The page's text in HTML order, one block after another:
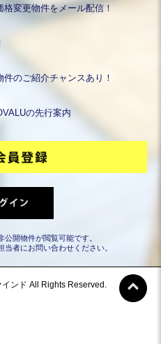
格変更物件をメール配信！
件の ご紹介チャンスあり！
の先行案内
開物件が閲覧可能です。
者にお問い合わせください。
ンド All Rights Reserved.